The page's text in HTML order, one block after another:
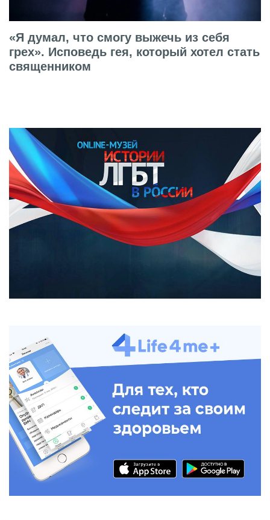
«Я думал, что смогу выжечь из себя
грех». Исповедь гея, который хотел стать
священником